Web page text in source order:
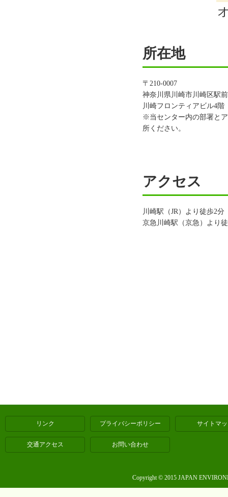
所在地
〒210-0007
神奈川県川崎市川崎区駅
川崎フロンティアビル4階
※当センター内の部署と
所ください。
アクセス
川崎駅（JR）より徒歩2分
京急川崎駅（京急）より
リンク プライバシーポリシー サイトマ
交通アクセス お問い合わせ
Copyright © 2015 JAPAN